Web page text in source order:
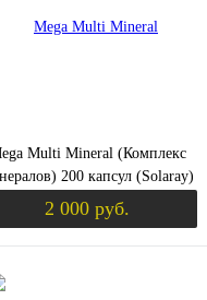
Multi Mineral (Комплекс
200 капсул (Solaray)
2 000 руб.
Уведомить